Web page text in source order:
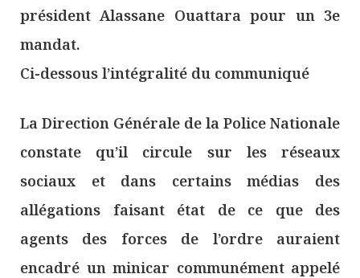
président Alassane Ouattara pour un 3e
mandat.
Ci-dessous l’intégralité du communiqué
La Direction Générale de la Police Nationale
constate qu’il circule sur les réseaux
sociaux et dans certains médias des
allégations faisant état de ce que des
agents des forces de l’ordre auraient
encadré un minicar communément appelé